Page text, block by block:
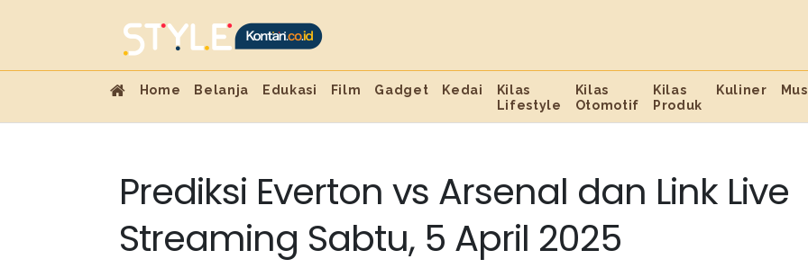
Home Belanja Edukasi Film Gadget Kedai
Kilas
Lifestyle
Kilas
Otomotif
Kilas
Produk
Kuliner
Prediksi Everton vs Arsenal dan Link Live
Streaming Sabtu, 5 April 2025